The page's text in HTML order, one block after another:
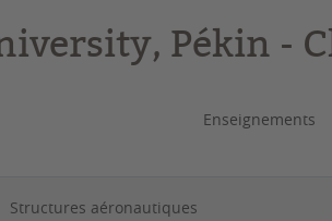
Pékin -
Enseignements
Structures aéronautiques